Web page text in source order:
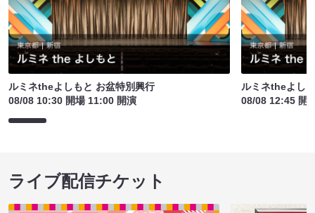
ルミネtheよしもと お盆特別興行
08/08 10:30 開場 11:00 開演
ルミネtheよし
08/08 12:45 開
ライブ配信チケット